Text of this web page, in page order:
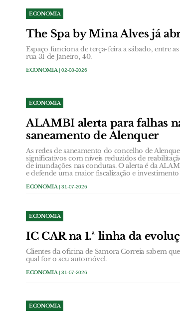
ECONOMIA
The Spa by Mina Alves já
Espaço funciona de terça-feira a sábado, entre
rua 31 de Janeiro, 40.
ECONOMIA | 02-08-2026
ECONOMIA
ALAMBI alerta para falhas
saneamento de Alenquer
As redes de saneamento do concelho de
significativos com níveis reduzidos de
de inundações nas condutas. O alerta é da
e defende uma maior fiscalização e
ECONOMIA| 31-07-2026
ECONOMIA
IC CAR na 1.ª linha da
Clientes da oficina de Samora Correia sabem
qual for o seu automóvel.
ECONOMIA| 31-07-2026
ECONOMIA